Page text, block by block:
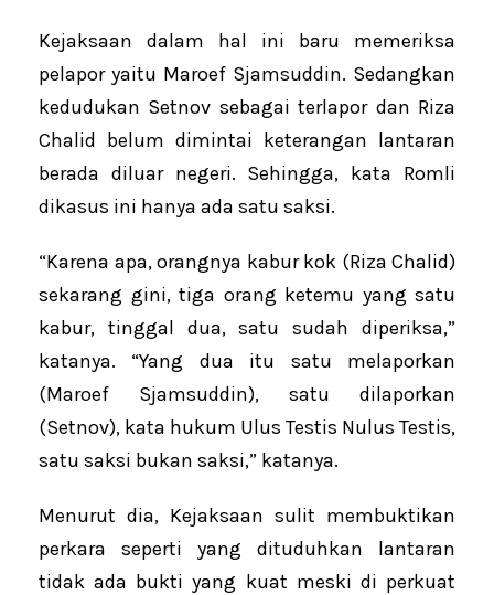
Kejaksaan dalam hal ini baru memeriksa
pelapor yaitu Maroef Sjamsuddin. Sedangkan
kedudukan Setnov sebagai terlapor dan Riza
Chalid belum dimintai keterangan lantaran
berada diluar negeri. Sehingga, kata Romli
dikasus ini hanya ada satu saksi.
“Karena apa, orangnya kabur kok (Riza Chalid)
sekarang gini, tiga orang ketemu yang satu
kabur, tinggal dua, satu sudah diperiksa,”
katanya. “Yang dua itu satu melaporkan
(Maroef Sjamsuddin), satu dilaporkan
(Setnov), kata hukum Ulus Testis Nulus Testis,
satu saksi bukan saksi,” katanya.
Menurut dia, Kejaksaan sulit membuktikan
perkara seperti yang dituduhkan lantaran
tidak ada bukti yang kuat meski di perkuat